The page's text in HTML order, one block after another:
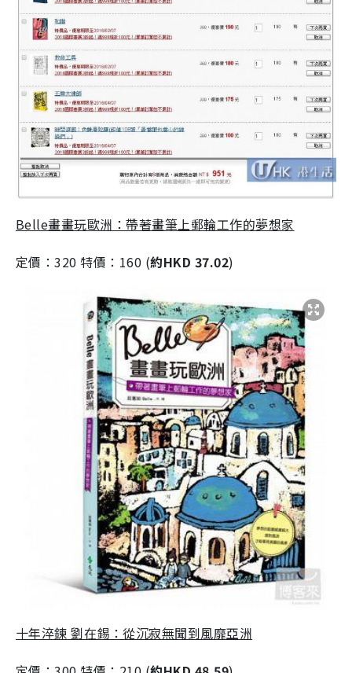
Belle畫畫玩歐洲：帶著畫筆上郵輪工作的夢想家
定價：320 特價：160 (約HKD 37.02)
十年淬鍊 劉在錫：從沉寂無聞到風靡亞洲